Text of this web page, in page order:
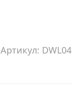
Артикул: DWL04